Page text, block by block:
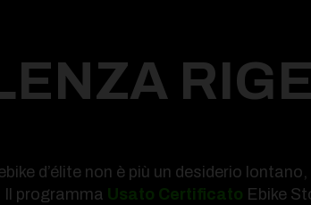
d’élite non è più un desiderio
programma Usato Certificato Ebike